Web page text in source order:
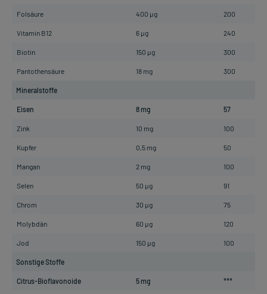
Folsäure 400 µg 200
Vitamin B12 6 µg 240
Biotin 150 µg 300
Pantothensäure 18 mg 300
Mineralstoffe
Eisen 8 mg 57
Zink 10 mg 100
Kupfer 0,5 mg 50
Mangan 2 mg 100
Selen 50 µg 91
Chrom 30 µg 75
Molybdän 60 µg 120
Jod 150 µg 100
Sonstige Stoffe
Citrus-Bioflavonoide 5 mg ***